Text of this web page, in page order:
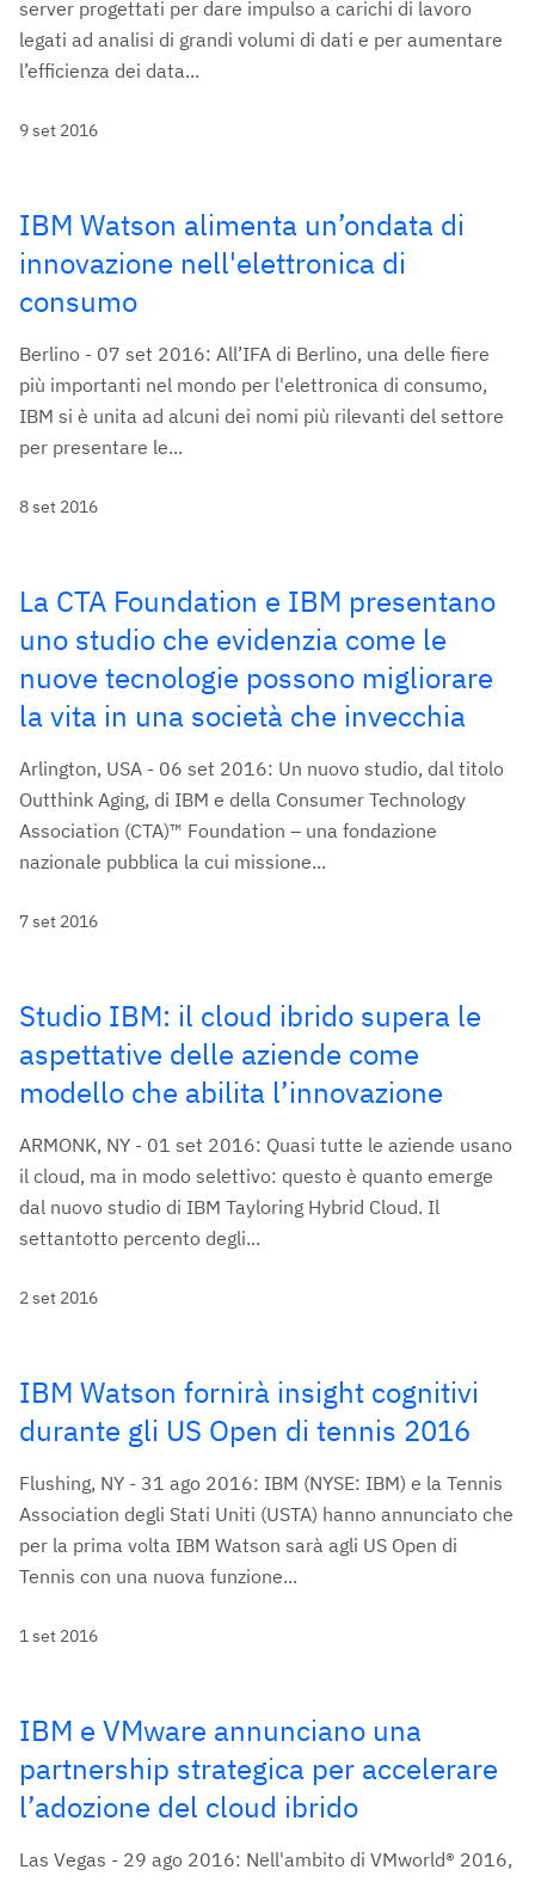
server progettati per dare impulso a carichi di lavoro
legati ad analisi di grandi volumi di dati e per aumentare
l’efficienza dei data...
9 set 2016
IBM Watson alimenta un’ondata di
innovazione nell'elettronica di
consumo
Berlino - 07 set 2016: All’IFA di Berlino, una delle fiere
più importanti nel mondo per l'elettronica di consumo,
IBM si è unita ad alcuni dei nomi più rilevanti del settore
per presentare le...
8 set 2016
La CTA Foundation e IBM presentano
uno studio che evidenzia come le
nuove tecnologie possono migliorare
la vita in una società che invecchia
Arlington, USA - 06 set 2016: Un nuovo studio, dal titolo
Outthink Aging, di IBM e della Consumer Technology
Association (CTA)™ Foundation – una fondazione
nazionale pubblica la cui missione...
7 set 2016
Studio IBM: il cloud ibrido supera le
aspettative delle aziende come
modello che abilita l’innovazione
ARMONK, NY - 01 set 2016: Quasi tutte le aziende usano
il cloud, ma in modo selettivo: questo è quanto emerge
dal nuovo studio di IBM Tayloring Hybrid Cloud. Il
settantotto percento degli...
2 set 2016
IBM Watson fornirà insight cognitivi
durante gli US Open di tennis 2016
Flushing, NY - 31 ago 2016: IBM (NYSE: IBM) e la Tennis
Association degli Stati Uniti (USTA) hanno annunciato che
per la prima volta IBM Watson sarà agli US Open di
Tennis con una nuova funzione...
1 set 2016
IBM e VMware annunciano una
partnership strategica per accelerare
l’adozione del cloud ibrido
Las Vegas - 29 ago 2016: Nell'ambito di VMworld® 2016,